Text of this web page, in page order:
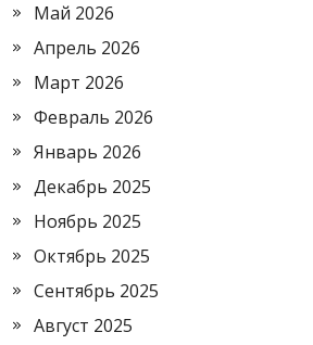
Май 2026
Апрель 2026
Март 2026
Февраль 2026
Январь 2026
Декабрь 2025
Ноябрь 2025
Октябрь 2025
Сентябрь 2025
Август 2025